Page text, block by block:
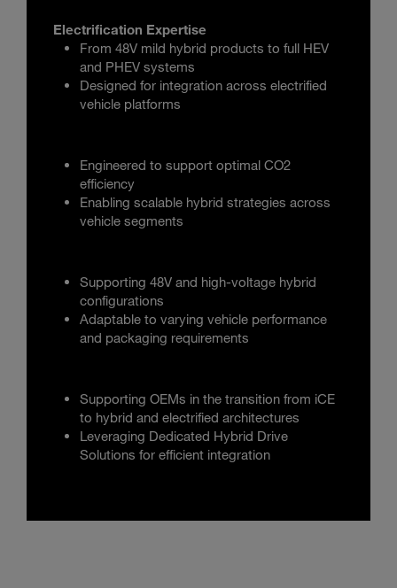
Electrification Expertise
From 48V mild hybrid products to full HEV
and PHEV systems
Designed for integration across electrified
vehicle platforms
Engineered to support optimal CO2
efficiency
Enabling scalable hybrid strategies across
vehicle segments
Supporting 48V and high-voltage hybrid
configurations
Adaptable to varying vehicle performance
and packaging requirements
Supporting OEMs in the transition from iCE
to hybrid and electrified architectures
Leveraging Dedicated Hybrid Drive
Solutions for efficient integration